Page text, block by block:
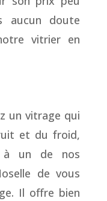
aucun doute
vitrier en
un vitrage qui
et du froid,
à un de nos
de vous
Il offre bien